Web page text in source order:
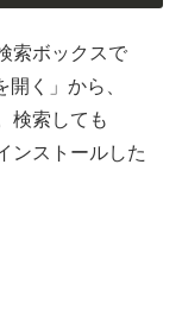
索ボックスで
開く」から、
検索しても
ンストールした